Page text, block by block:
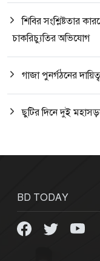
শিবির সংশ্লিষ্টতার
চাকরিচ্যুতির অভিযোগ
গাজা পুনর্গঠনের
ছুটির দিনে দুই
BD TODAY